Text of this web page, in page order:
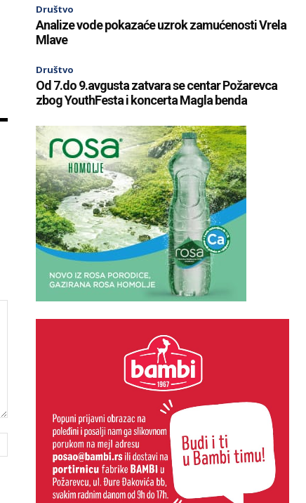
Društvo
Analize vode pokazaće uzrok zamućenosti Vrela
Mlave
Društvo
Od 7.do 9.avgusta zatvara se centar Požarevca
zbog YouthFesta i koncerta Magla benda